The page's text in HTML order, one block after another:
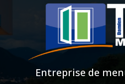
Entreprise de